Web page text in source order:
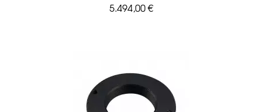
5.494,00 €